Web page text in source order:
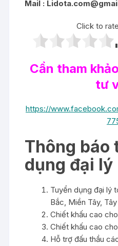
Mail :
Click to
Cần tham
tư
https://
Thông báo
dụng đại lý
Tuyển dụng đại lý
Bắc, Miền Tây,
Chiết khấu cao
Chiết khấu cao
Hỗ trợ đấu thầu